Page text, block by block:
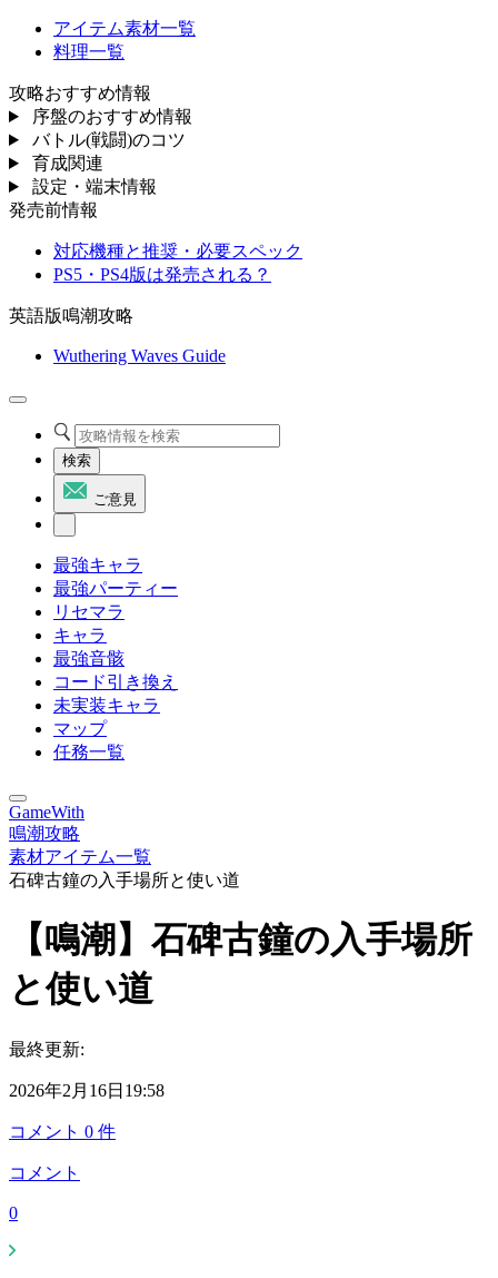
アイテム素材一覧
料理一覧
攻略おすすめ情報
序盤のおすすめ情報
バトル(戦闘)のコツ
育成関連
設定・端末情報
発売前情報
対応機種と推奨・必要スペック
PS5・PS4版は発売される？
英語版鳴潮攻略
Wuthering Waves Guide
検索
ご意見
最強キャラ
最強パーティー
リセマラ
キャラ
最強音骸
コード引き換え
未実装キャラ
マップ
任務一覧
GameWith
鳴潮攻略
素材アイテム一覧
石碑古鐘の入手場所と使い道
【鳴潮】石碑古鐘の入手場所
と使い道
最終更新:
2026年2月16日19:58
コメント 0 件
コメント
0